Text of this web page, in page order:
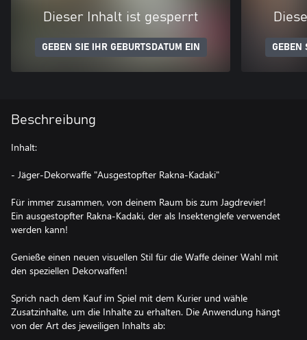
Dieser Inhalt ist gesperrt
GEBEN SIE IHR GEBURTSDATUM EIN GEBEN
Beschreibung
Inhalt:
- Jäger-Dekorwaffe "Ausgestopfter Rakna-Kadaki"
Für immer zusammen, von deinem Raum bis zum Jagdrevier!
Ein ausgestopfter Rakna-Kadaki, der als Insektenglefe verwendet
werden kann!
Genieße einen neuen visuellen Stil für die Waffe deiner Wahl mit
den speziellen Dekorwaffen!
Sprich nach dem Kauf im Spiel mit dem Kurier und wähle
Zusatzinhalte, um die Inhalte zu erhalten. Die Anwendung hängt
von der Art des jeweiligen Inhalts ab: